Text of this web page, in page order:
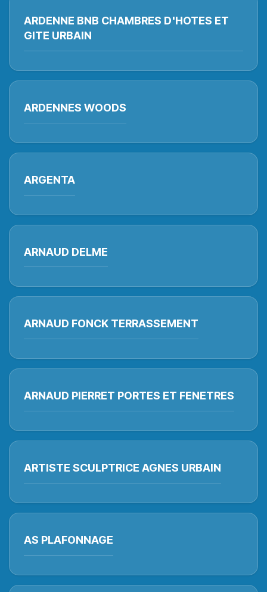
ARDENNE BNB CHAMBRES D'HOTES ET
GITE URBAIN
ARDENNES WOODS
ARGENTA
ARNAUD DELME
ARNAUD FONCK TERRASSEMENT
ARNAUD PIERRET PORTES ET FENETRES
ARTISTE SCULPTRICE AGNES URBAIN
AS PLAFONNAGE